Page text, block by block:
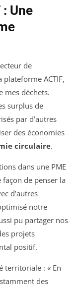
Une
de
plateforme ACTIF,
mes déchets.
surplus de
par d’autres
des économies
circulaire.
dans une PME
de penser la
d’autres
notre
pu partager nos
projets
positif.
territoriale : « En
des